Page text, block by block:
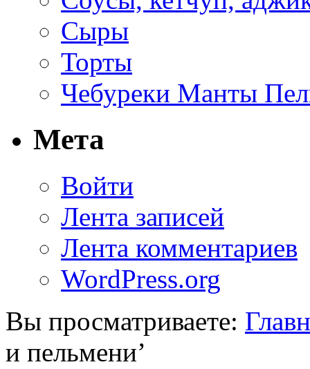
Сыры
Торты
Чебуреки Манты
Мета
Войти
Лента записей
Лента комментариев
WordPress.org
Вы просматриваете:
и пельмени’